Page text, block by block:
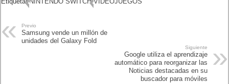
Etiquetas NINTENDO SWITCH VIDEOJUEGOS
Previo
Samsung vende un millón de
unidades del Galaxy Fold
Siguiente
Google utiliza el aprendizaje
automático para reorganizar
las Noticias destacadas en su